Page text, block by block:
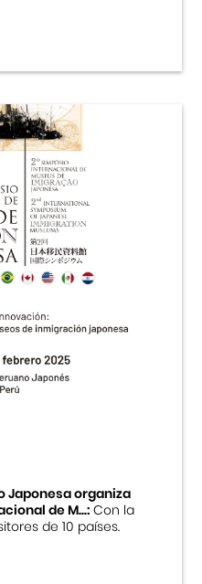
Japonesa organiza
de M...:Con la
de 10 países.